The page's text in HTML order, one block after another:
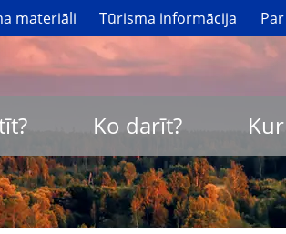
materiāli Tūrisma informācija
Ko darīt?